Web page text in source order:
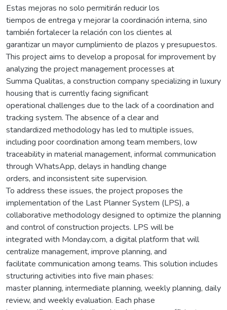
Estas mejoras no solo permitirán reducir los
tiempos de entrega y mejorar la coordinación interna, sino
también fortalecer la relación con los clientes al
garantizar un mayor cumplimiento de plazos y presupuestos.
This project aims to develop a proposal for improvement by
analyzing the project management processes at
Summa Qualitas, a construction company specializing in luxury
housing that is currently facing significant
operational challenges due to the lack of a coordination and
tracking system. The absence of a clear and
standardized methodology has led to multiple issues,
including poor coordination among team members, low
traceability in material management, informal communication
through WhatsApp, delays in handling change
orders, and inconsistent site supervision.
To address these issues, the project proposes the
implementation of the Last Planner System (LPS), a
collaborative methodology designed to optimize the planning
and control of construction projects. LPS will be
integrated with Monday.com, a digital platform that will
centralize management, improve planning, and
facilitate communication among teams. This solution includes
structuring activities into five main phases:
master planning, intermediate planning, weekly planning, daily
review, and weekly evaluation. Each phase